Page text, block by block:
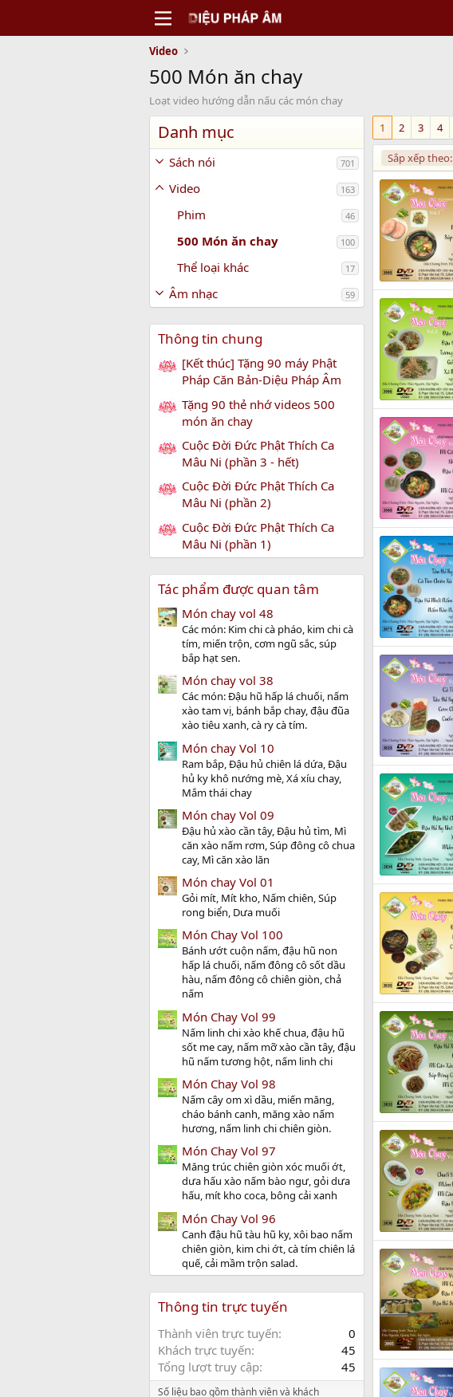
Video
500 Món ăn chay
Loạt video hướng dẫn nấu các món chay
Danh mục
Sách nói 701
Video 163
Phim 46
500 Món ăn chay 100
Thể loại khác 17
Âm nhạc 59
Thông tin chung
[Kết thúc] Tặng 90 máy Phật
Pháp Căn Bản-Diệu Pháp Âm
Tặng 90 thẻ nhớ videos 500
món ăn chay
Cuộc Đời Đức Phật Thích Ca
Mâu Ni (phần 3 - hết)
Cuộc Đời Đức Phật Thích Ca
Mâu Ni (phần 2)
Cuộc Đời Đức Phật Thích Ca
Mâu Ni (phần 1)
Tác phẩm được quan tâm
Món chay vol 48
Các món: Kim chi cà pháo, kim chi cà
tím, miến trộn, cơm ngũ sắc, súp
bắp hạt sen.
Món chay vol 38
Các món: Đậu hũ hấp lá chuối, nấm
xào tam vị, bánh bắp chay, đậu đũa
xào tiêu xanh, cà ry cà tím.
Món chay Vol 10
Ram bắp, Đậu hủ chiên lá dứa, Đậu
hủ ky khô nướng mè, Xá xíu chay,
Mắm thái chay
Món chay Vol 09
Đậu hủ xào cần tây, Đậu hủ tìm, Mì
căn xào nấm rơm, Súp đông cô chua
cay, Mì căn xào lăn
Món chay Vol 01
Gỏi mít, Mít kho, Nấm chiên, Súp
rong biển, Dưa muối
Món Chay Vol 100
Bánh ướt cuộn nấm, đậu hũ non
hấp lá chuối, nấm đông cô sốt dầu
hàu, nấm đông cô chiên giòn, chả
nấm
Món Chay Vol 99
Nấm linh chi xào khế chua, đậu hũ
sốt me cay, nấm mỡ xào cần tây, đậu
hũ nấm tương hột, nấm linh chi
Món Chay Vol 98
Nấm cây om xì dầu, miến măng,
cháo bánh canh, măng xào nấm
hương, nấm linh chi chiên giòn.
Món Chay Vol 97
Măng trúc chiên giòn xóc muối ớt,
dưa hấu xào nấm bào ngư, gỏi dưa
hấu, mít kho coca, bông cải xanh
Món Chay Vol 96
Canh đậu hũ tàu hũ ky, xôi bao nấm
chiên giòn, kim chi ớt, cà tím chiên lá
quế, cải mầm trộn salad.
Thông tin trực tuyến
Thành viên trực tuyến
0
Khách trực tuyến
45
Tổng lượt truy cập
45
Số liệu bao gồm thành viên và khách
1 2 3 4
Sắp xếp theo:
D
e
s
c
n
d
n
g